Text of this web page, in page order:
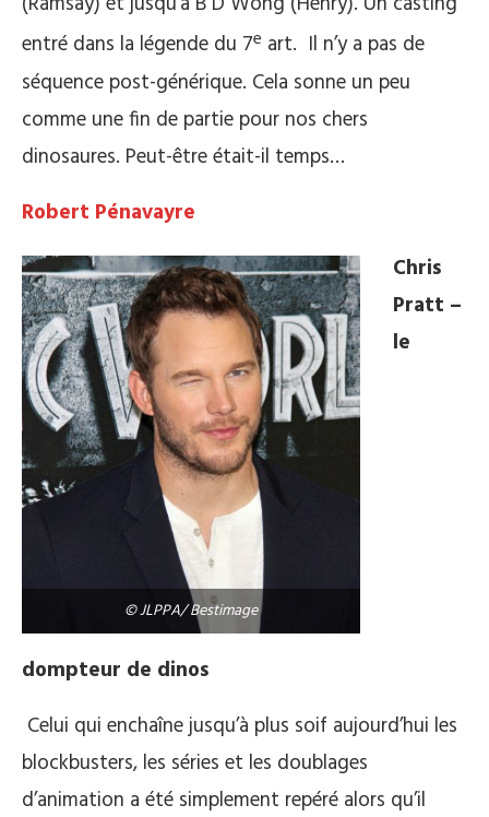
entré dans la légende du 7e art. Il n’y a pas de
séquence post-générique. Cela sonne un peu
comme une fin de partie pour nos chers
dinosaures. Peut-être était-il temps…
Robert Pénavayre
© JLPPA/ Bestimage
Chris
Pratt –
le
dompteur de dinos
Celui qui enchaîne jusqu’à plus soif aujourd’hui les
blockbusters, les séries et les doublages
d’animation a été simplement repéré alors qu’il